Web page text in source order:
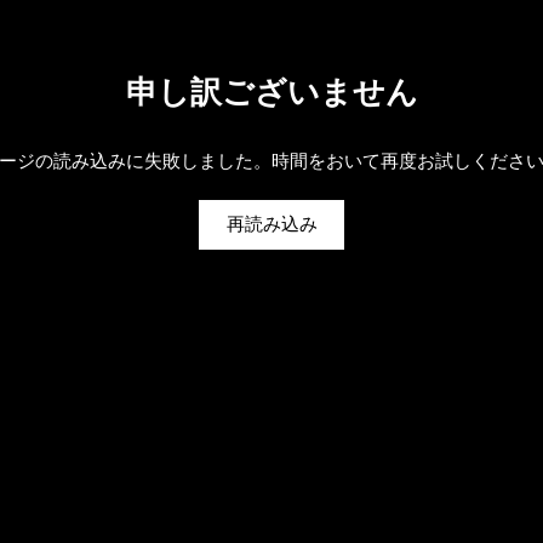
申し訳ございません
ジの読み込みに失敗しました。時間をおいて再度お試しくださ
再読み込み